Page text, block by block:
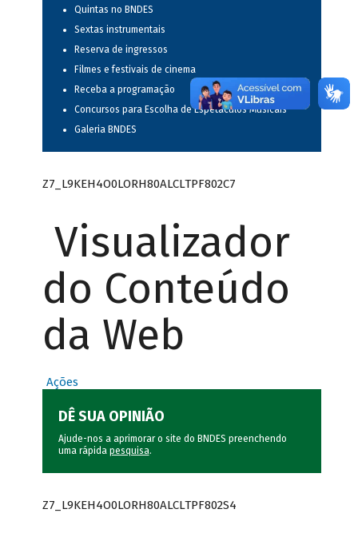
Quintas no BNDES
Sextas instrumentais
Reserva de ingressos
Filmes e festivais de cinema
Receba a programação
Concursos para Escolha de Espetáculos Musicais
Galeria BNDES
Z7_L9KEH4O0LORH80ALCLTPF802C7
Visualizador
do Conteúdo
da Web
Ações
DÊ SUA OPINIÃO
Ajude-nos a aprimorar o site do BNDES preenchendo
uma rápida pesquisa.
Z7_L9KEH4O0LORH80ALCLTPF802S4